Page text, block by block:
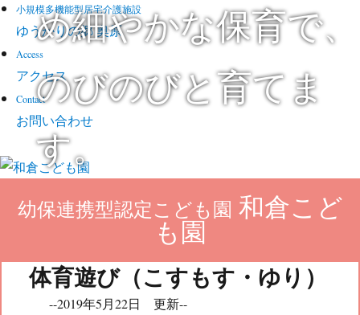
小規模多機能型居宅介護施設
ゆうかりの郷 奥原
Access
アクセス
Contact
お問い合わせ
め細やかな保育で、
のびのびと育てま
す。
幼保連携型認定こども園 和倉こど
も園
体育遊び（こすもす・ゆり）
--2019年5月22日 更新--